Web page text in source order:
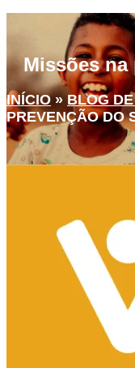
Missões
INÍCIO»BLOG
PREVENÇÃO DO